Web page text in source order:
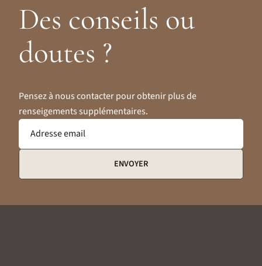
Des conseils ou
doutes ?
Pensez à nous contacter pour obtenir plus de
renseigements supplémentaires.
Adresse email
ENVOYER